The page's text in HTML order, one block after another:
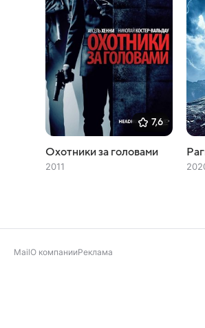
7,6
Охотники за головами
2011
MailО компанииРеклама